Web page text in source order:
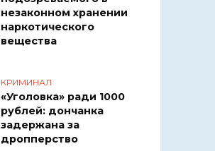
незаконном хранении
наркотического
вещества
КРИМИНАЛ
«Уголовка» ради 1000
рублей: дончанка
задержана за
дропперство